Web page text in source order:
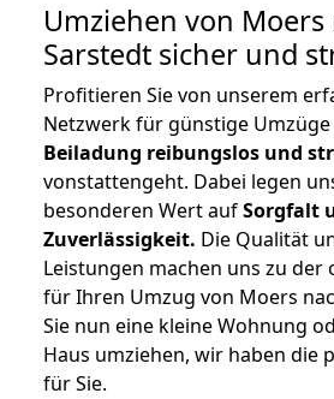
Umziehen von Moers
Sarstedt sicher und
Profitieren Sie von unserem
Netzwerk für günstige
Beiladung reibungslos und
vonstattengeht. Dabei legen
besonderen Wert aufSorgfalt
Zuverlässigkeit. Die Qualität
Leistungen machen uns zu der
für Ihren Umzug von Moers
Sie nun eine kleine Wohnung
Haus umziehen, wir haben die
für Sie.